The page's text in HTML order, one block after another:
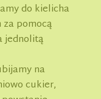
do kielicha
pomocą
jednolitą
na
cukier,